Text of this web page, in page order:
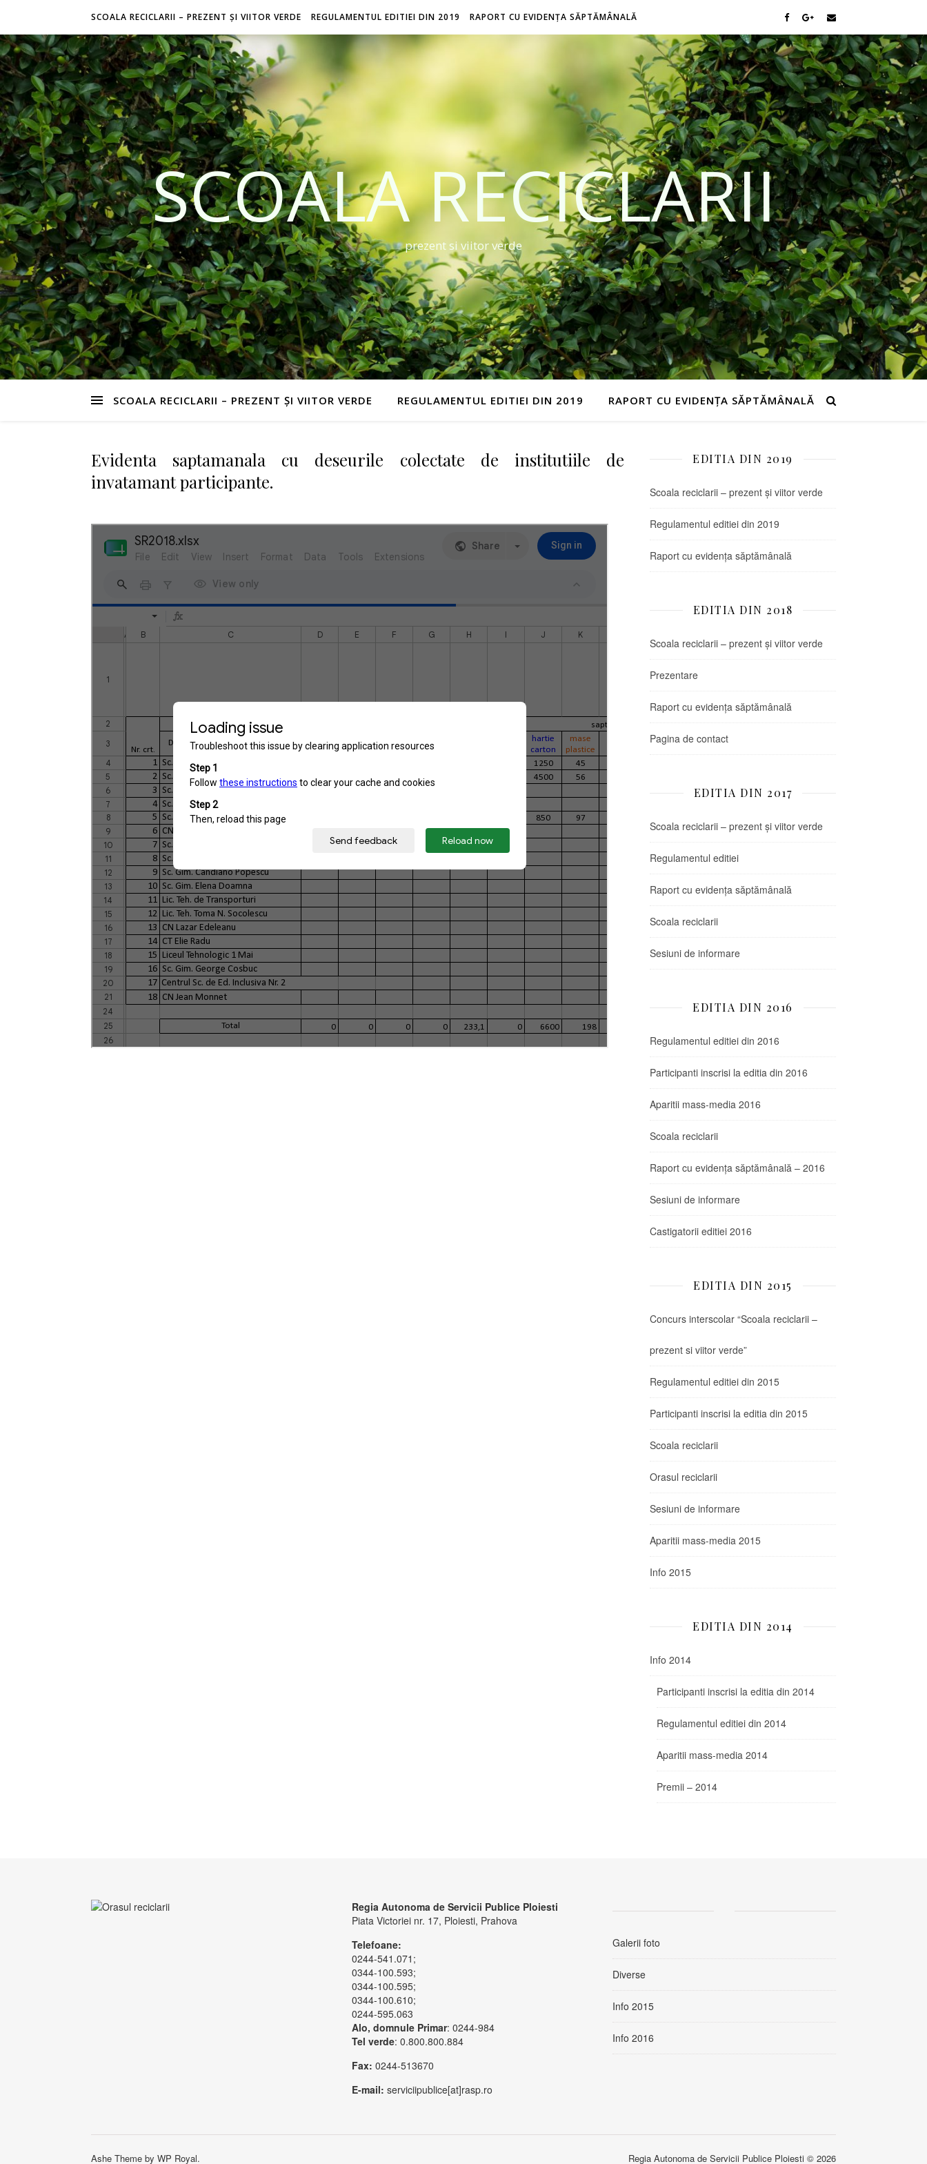
SCOALA RECICLARII – PREZENT ȘI VIITOR VERDE REGULAMENTUL EDITIEI DIN 2019 RAPORT CU EVIDENȚA SĂPTĂMÂNALĂ
SCOALA RECICLARII
prezent si viitor verde
SCOALA RECICLARII – PREZENT ȘI VIITOR VERDE REGULAMENTUL EDITIEI DIN 2019 RAPORT CU EVIDENȚA SĂPTĂMÂNALĂ
Evidenta saptamanala cu deseurile colectate de institutiile de
invatamant participante.
EDITIA DIN 2019
Scoala reciclarii – prezent și viitor verde
Regulamentul editiei din 2019
Raport cu evidența săptămânală
EDITIA DIN 2018
Scoala reciclarii – prezent și viitor verde
Prezentare
Raport cu evidența săptămânală
Pagina de contact
EDITIA DIN 2017
Scoala reciclarii – prezent și viitor verde
Regulamentul editiei
Raport cu evidența săptămânală
Scoala reciclarii
Sesiuni de informare
EDITIA DIN 2016
Regulamentul editiei din 2016
Participanti inscrisi la editia din 2016
Aparitii mass-media 2016
Scoala reciclarii
Raport cu evidența săptămânală – 2016
Sesiuni de informare
Castigatorii editiei 2016
EDITIA DIN 2015
Concurs interscolar “Scoala reciclarii –
prezent si viitor verde”
Regulamentul editiei din 2015
Participanti inscrisi la editia din 2015
Scoala reciclarii
Orasul reciclarii
Sesiuni de informare
Aparitii mass-media 2015
Info 2015
EDITIA DIN 2014
Info 2014
Participanti inscrisi la editia din 2014
Regulamentul editiei din 2014
Aparitii mass-media 2014
Premii – 2014
Regia Autonoma de Servicii Publice Ploiesti
Piata Victoriei nr. 17, Ploiesti, Prahova
Telefoane:
0244-541.071;
0344-100.593;
0344-100.595;
0344-100.610;
0244-595.063
Alo, domnule Primar: 0244-984
Tel verde: 0.800.800.884
Fax: 0244-513670
E-mail: serviciipublice[at]rasp.ro
Galerii foto
Diverse
Info 2015
Info 2016
Regia Autonoma de Servicii Publice Ploiesti © 2026
Ashe Theme by WP Royal.